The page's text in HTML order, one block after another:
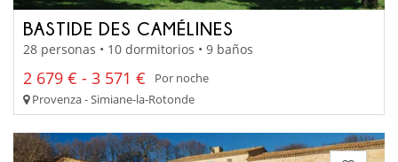
BASTIDE DES CAMÉLINES
28 personas • 10 dormitorios • 9 baños
2 679 € - 3 571 €
Por noche
Provenza - Simiane-la-Rotonde